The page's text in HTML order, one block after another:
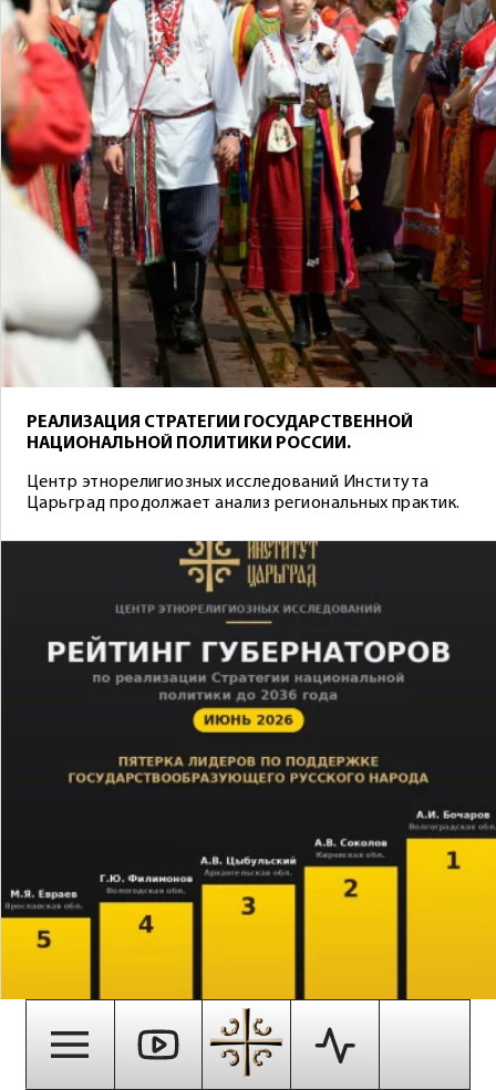
РЕАЛИЗАЦИЯ СТРАТЕГИИ ГОСУДАРСТВЕННОЙ
НАЦИОНАЛЬНОЙ ПОЛИТИКИ РОССИИ.
Центр этнорелигиозных исследований Института
Царьград продолжает анализ региональных практик.
НАЦИОНАЛЬНАЯ ПОЛИТИКА В РЕГИОНАХ: